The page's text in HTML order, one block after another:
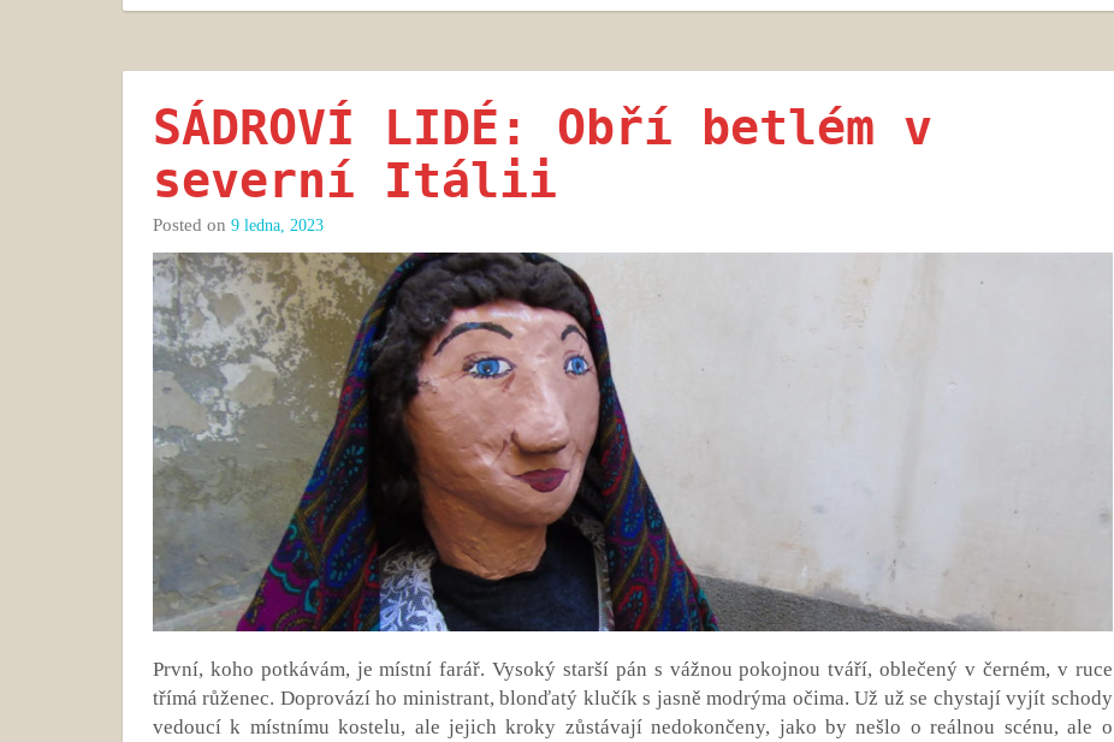
SÁDROVÍ LIDÉ: Obří betlém v
severní Itálii
Posted on 9 ledna, 2023
První, koho potkávám, je místní farář. Vysoký starší pán s vážnou pokojnou tváří, oblečený v černém, v ruce
třímá růženec. Doprovází ho ministrant, blonďatý klučík s jasně modrýma očima. Už už se chystají vyjít schody
vedoucí k místnímu kostelu, ale jejich kroky zůstávají nedokončeny, jako by nešlo o reálnou scénu, ale o